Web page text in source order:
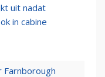
uit nadat
in cabine